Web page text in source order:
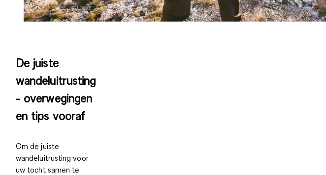
De juiste
wandeluitrusting
- overwegingen
en tips vooraf
Om de juiste
wandeluitrusting voor
uw tocht samen te